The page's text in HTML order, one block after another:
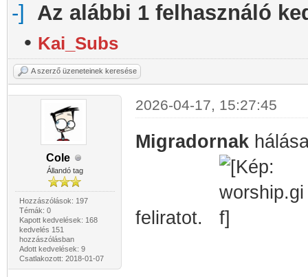
Az alábbi 1 felhasználó
• Kai_Subs
A szerző üzeneteinek keresése
Cole
Állandó tag
Hozzászólások: 197
Témák: 0
Kapott kedvelések: 168
kedvelés 151
hozzászólásban
Adott kedvelések: 9
Csatlakozott: 2018-01-07
2026-04-17, 15:27:45
Migradornak
feliratot.